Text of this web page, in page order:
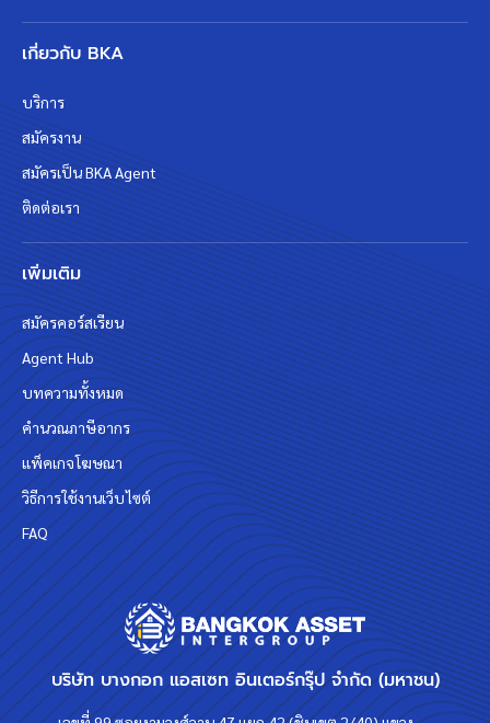
บริษัท บางกอก แอสเซท อินเตอร์กรุ๊ป จำกัด (มหาชน)
เกี่ยวกับ BKA
บริการ
สมัครงาน
สมัครเป็น BKA Agent
ติดต่อเรา
เพิ่มเติม
สมัครคอร์สเรียน
Agent Hub
บทความทั้งหมด
คำนวณภาษีอากร
แพ็คเกจโฆษณา
วิธีการใช้งานเว็บไซต์
FAQ